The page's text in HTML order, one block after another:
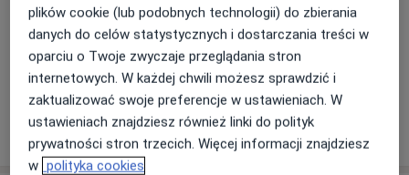
Zobacz galerię (7)
Pokaż więcejo doświadczeniu
plików cookie (lub podobnych technologii) do zbierania
danych do celów statystycznych i dostarczania treści w
oparciu o Twoje zwyczaje przeglądania stron
internetowych. W każdej chwili możesz sprawdzić i
zaktualizować swoje preferencje w ustawieniach. W
ustawieniach znajdziesz również linki do polityk
prywatności stron trzecich. Więcej informacji znajdziesz
w polityka cookies